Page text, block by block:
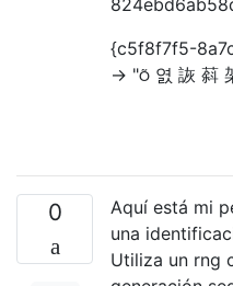
{c5f8f7f5-
-> " 엸 詼 䔑
0
Aquí está mi
una
Utiliza un rng